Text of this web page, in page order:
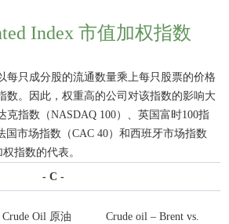
Index 市值加权指数
每只成分股的流通数量乘上每只股票的价格
数。因此，权重高的公司对该指数的影响大
克指数（NASDAQ 100）、英国富时100指
国市场指数（CAC 40）和西班牙市场指数
指数的代表。
- C -
Crude Oil 原油
Crude oil – Brent vs.